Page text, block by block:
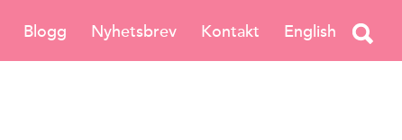
Blogg Nyhetsbrev Kontakt English